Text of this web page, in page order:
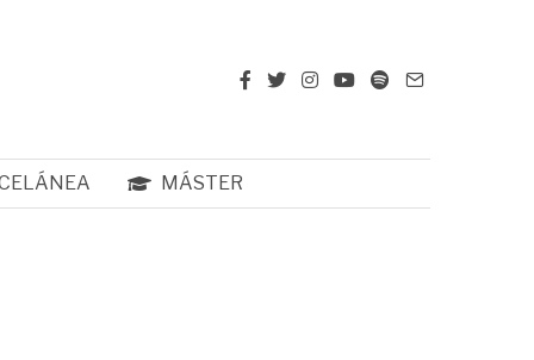
MÁSTER